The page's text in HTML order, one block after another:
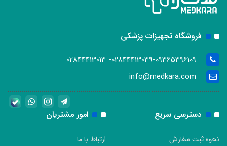
فروشگاه تجهیزات پزشکی
02844413039-09365396109- 02844413013
info@medkara.com
دسترسی سریع
نحوه ثبت سفارش
امور مشتریان
ارتباط با ما